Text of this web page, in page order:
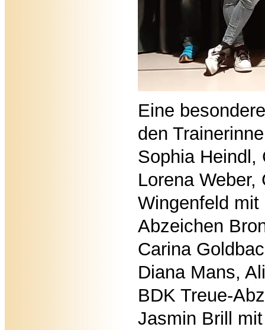
Eine
den
Sophia Heindl,
Lorena Weber,
Wingenfeld
Abzeichen
Carina
Diana Mans,
BDK Treue-
Jasmin Brill